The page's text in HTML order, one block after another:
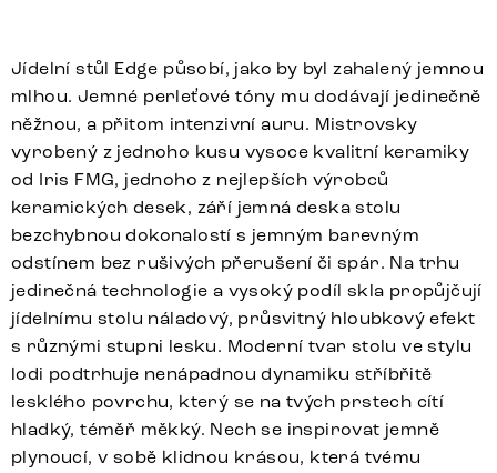
Jídelní stůl Edge působí, jako by byl zahalený jemnou
mlhou. Jemné perleťové tóny mu dodávají jedinečně
něžnou, a přitom intenzivní auru. Mistrovsky
vyrobený z jednoho kusu vysoce kvalitní keramiky
od Iris FMG, jednoho z nejlepších výrobců
keramických desek, září jemná deska stolu
bezchybnou dokonalostí s jemným barevným
odstínem bez rušivých přerušení či spár. Na trhu
jedinečná technologie a vysoký podíl skla propůjčují
jídelnímu stolu náladový, průsvitný hloubkový efekt
s různými stupni lesku. Moderní tvar stolu ve stylu
lodi podtrhuje nenápadnou dynamiku stříbřitě
lesklého povrchu, který se na tvých prstech cítí
hladký, téměř měkký. Nech se inspirovat jemně
plynoucí, v sobě klidnou krásou, která tvému